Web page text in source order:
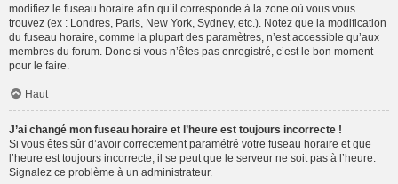
modifiez le fuseau horaire afin qu’il corresponde à la zone où vous vous
trouvez (ex : Londres, Paris, New York, Sydney, etc.). Notez que la modification
du fuseau horaire, comme la plupart des paramètres, n’est accessible qu’aux
membres du forum. Donc si vous n’êtes pas enregistré, c’est le bon moment
pour le faire.
Haut
J’ai changé mon fuseau horaire et l’heure est toujours incorrecte !
Si vous êtes sûr d’avoir correctement paramétré votre fuseau horaire et que
l’heure est toujours incorrecte, il se peut que le serveur ne soit pas à l’heure.
Signalez ce problème à un administrateur.